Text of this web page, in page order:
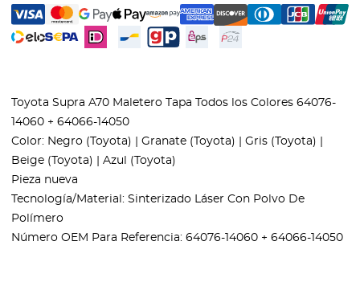
Toyota Supra A70 Maletero Tapa Todos los Colores 64076-
14060 + 64066-14050
Color: Negro (Toyota) | Granate (Toyota) | Gris (Toyota) |
Beige (Toyota) | Azul (Toyota)
Pieza nueva
Tecnología/Material: Sinterizado Láser Con Polvo De
Polímero
Número OEM Para Referencia: 64076-14060 + 64066-14050